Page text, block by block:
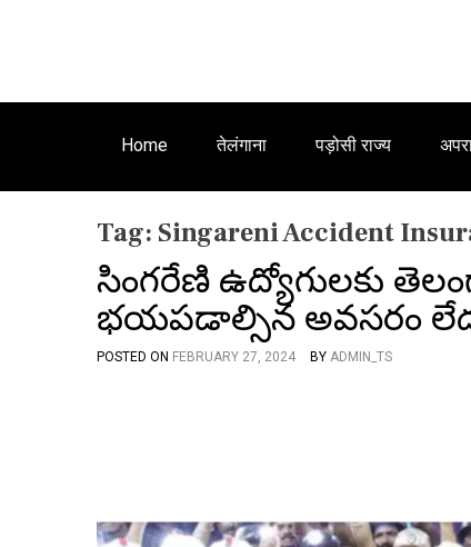
Home तेलंगाना पड़ोसी राज्य
Tag: Singareni Accident
సింగరేణి ఉద్యోగులకు
భయపడాల్సిన అవసరం
POSTED ON FEBRUARY 27, 2024 BY ADMIN_TS